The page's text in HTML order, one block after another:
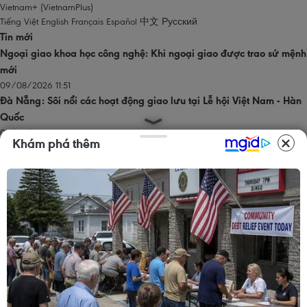
Vietnam+ (VietnamPlus)
Tiếng Việt English Français Español 中文 Русский
Tin mới
Ngoại giao khoa học công nghệ: Khi ngoại giao được trao sứ mệnh
mới
09/08/2026 11:51
Đà Nẵng: Sôi nổi các hoạt động giao lưu tại Lễ hội Việt Nam - Hàn
Quốc
09/08/2026 11:46
Chủ tịch Quốc hội Trần Thanh Mẫn viếng cố Chủ tịch Quốc hội Lào
09/08/2026 11:36
Hà Nội đề xuất sáp nhập hai sở, thành lập Sở Ngoại vụ
09/08/2026 11:23
Đại biểu Quốc hội đề xuất kết nối dữ liệu để ngăn chặn hành vi rửa
tiền
09/08/2026 11:22
Trang chủ
Khám phá thêm